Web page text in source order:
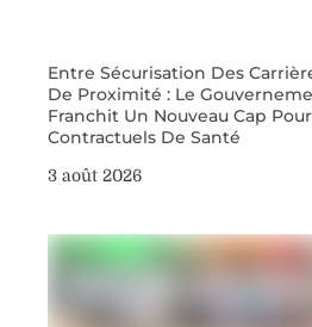
Entre Sécurisation Des
De Proximité : Le
Franchit Un Nouveau Cap
Contractuels De Santé
3 août 2026